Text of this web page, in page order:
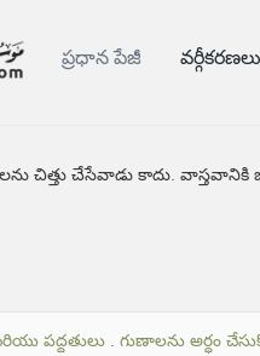
ప్రధాన పేజీ వర్గీకరణలు
చిత్తు చేసేవాడు కాదు.
పద్దతులు. గుణాలను అర్ధం